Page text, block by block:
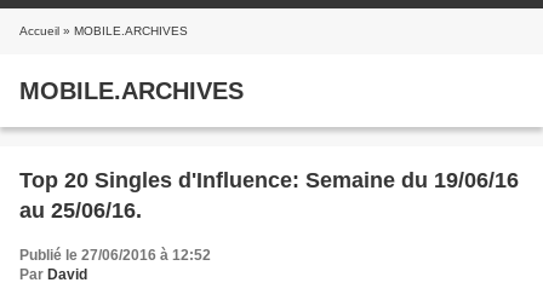
Accueil » MOBILE.ARCHIVES
MOBILE.ARCHIVES
Top 20 Singles d'Influence: Semaine du 19/06/16
au 25/06/16.
Publié le 27/06/2016 à 12:52
Par David